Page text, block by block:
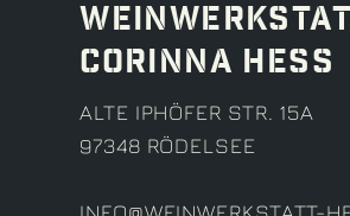
CORINNA HESS
ALTE IPHÖFER STR. 15A
97348 RÖDELSEE